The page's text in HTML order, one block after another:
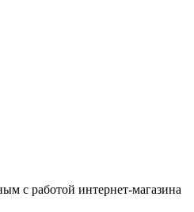
с работой интернет-магазина